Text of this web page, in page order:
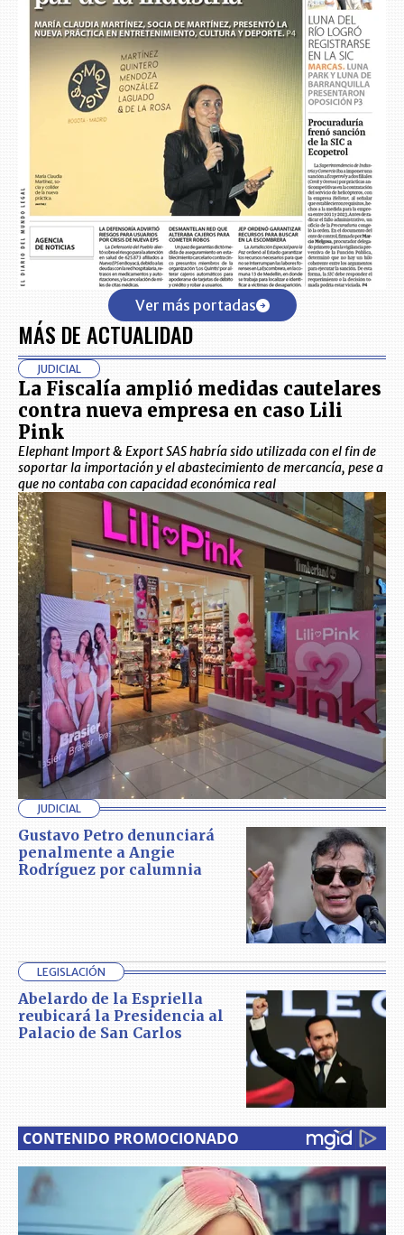
Ver más portadas
MÁS DE ACTUALIDAD
JUDICIAL
La Fiscalía amplió medidas cautelares
contra nueva empresa en caso Lili
Pink
Elephant Import & Export SAS habría sido utilizada con el fin de
soportar la importación y el abastecimiento de mercancía, pese a
que no contaba con capacidad económica real
JUDICIAL
Gustavo Petro denunciará
penalmente a Angie
Rodríguez por calumnia
LEGISLACIÓN
Abelardo de la Espriella
reubicará la Presidencia al
Palacio de San Carlos